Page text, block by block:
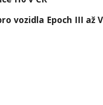
vozidla Epoch III až